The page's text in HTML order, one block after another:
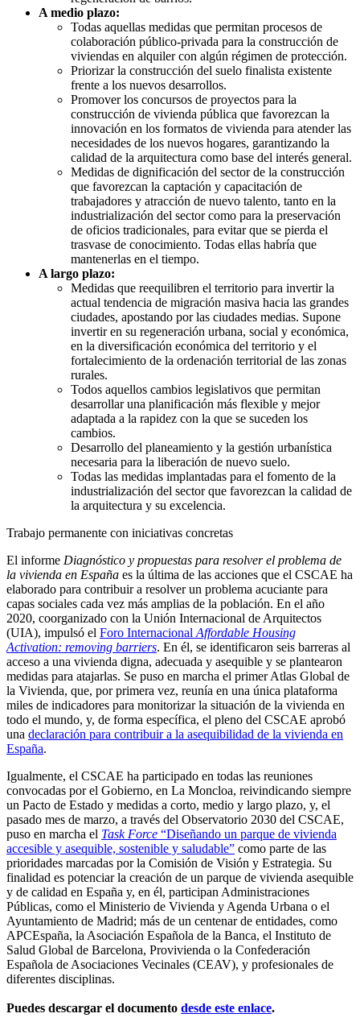
A medio plazo:
Todas aquellas medidas que permitan procesos de
colaboración público-privada para la construcción de
viviendas en alquiler con algún régimen de protección.
Priorizar la construcción del suelo finalista existente
frente a los nuevos desarrollos.
Promover los concursos de proyectos para la
construcción de vivienda pública que favorezcan la
innovación en los formatos de vivienda para atender las
necesidades de los nuevos hogares, garantizando la
calidad de la arquitectura como base del interés general.
Medidas de dignificación del sector de la construcción
que favorezcan la captación y capacitación de
trabajadores y atracción de nuevo talento, tanto en la
industrialización del sector como para la preservación
de oficios tradicionales, para evitar que se pierda el
trasvase de conocimiento. Todas ellas habría que
mantenerlas en el tiempo.
A largo plazo:
Medidas que reequilibren el territorio para invertir la
actual tendencia de migración masiva hacia las grandes
ciudades, apostando por las ciudades medias. Supone
invertir en su regeneración urbana, social y económica,
en la diversificación económica del territorio y el
fortalecimiento de la ordenación territorial de las zonas
rurales.
Todos aquellos cambios legislativos que permitan
desarrollar una planificación más flexible y mejor
adaptada a la rapidez con la que se suceden los
cambios.
Desarrollo del planeamiento y la gestión urbanística
necesaria para la liberación de nuevo suelo.
Todas las medidas implantadas para el fomento de la
industrialización del sector que favorezcan la calidad de
la arquitectura y su excelencia.
Trabajo permanente con iniciativas concretas
El informe Diagnóstico y propuestas para resolver el problema de
la vivienda en España es la última de las acciones que el CSCAE ha
elaborado para contribuir a resolver un problema acuciante para
capas sociales cada vez más amplias de la población. En el año
2020, coorganizado con la Unión Internacional de Arquitectos
(UIA), impulsó el Foro Internacional Affordable Housing
Activation: removing barriers. En él, se identificaron seis barreras al
acceso a una vivienda digna, adecuada y asequible y se plantearon
medidas para atajarlas. Se puso en marcha el primer Atlas Global de
la Vivienda, que, por primera vez, reunía en una única plataforma
miles de indicadores para monitorizar la situación de la vivienda en
todo el mundo, y, de forma específica, el pleno del CSCAE aprobó
una declaración para contribuir a la asequibilidad de la vivienda en
España.
Igualmente, el CSCAE ha participado en todas las reuniones
convocadas por el Gobierno, en La Moncloa, reivindicando siempre
un Pacto de Estado y medidas a corto, medio y largo plazo, y, el
pasado mes de marzo, a través del Observatorio 2030 del CSCAE,
puso en marcha el Task Force “Diseñando un parque de vivienda
accesible y asequible, sostenible y saludable” como parte de las
prioridades marcadas por la Comisión de Visión y Estrategia. Su
finalidad es potenciar la creación de un parque de vivienda asequible
y de calidad en España y, en él, participan Administraciones
Públicas, como el Ministerio de Vivienda y Agenda Urbana o el
Ayuntamiento de Madrid; más de un centenar de entidades, como
APCEspaña, la Asociación Española de la Banca, el Instituto de
Salud Global de Barcelona, Provivienda o la Confederación
Española de Asociaciones Vecinales (CEAV), y profesionales de
diferentes disciplinas.
Puedes descargar el documento desde este enlace.